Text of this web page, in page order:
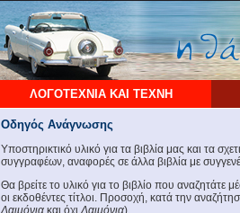
ΛΟΓΟΤΕΧΝΙΑ ΚΑΙ ΤΕΧΝΗ
Οδηγός Ανάγνωσης
Υποστηρικτικό υλικό για τα βιβλία μας και τα
συγγραφέων, αναφορές σε άλλα βιβλία με
Θα βρείτε το υλικό για το βιβλίο που αναζητάτε
οι εκδοθέντες τίτλοι. Προσοχή, κατά την